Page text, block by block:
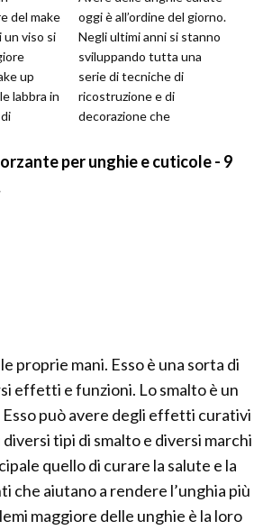
del make
un viso si
up
labbra in
oggi è all’ordine del giorno.
Negli ultimi anni si stanno
sviluppando tutta una
serie di tecniche di
ricostruzione e di
decorazione che
donne di possede...
per unghie e cuticole - 9
proprie mani. Esso è una sorta di
effetti e funzioni. Lo smalto è un
può avere degli effetti curativi
tipi di smalto e diversi marchi
quello di curare la salute e la
che aiutano a rendere l’unghia più
maggiore delle unghie è la loro